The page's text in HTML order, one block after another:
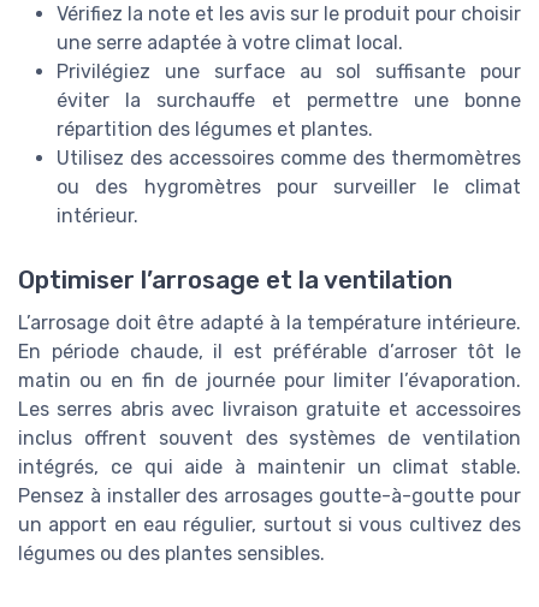
Vérifiez la note et les avis sur le produit pour choisir
une serre adaptée à votre climat local.
Privilégiez une surface au sol suffisante pour
éviter la surchauffe et permettre une bonne
répartition des légumes et plantes.
Utilisez des accessoires comme des thermomètres
ou des hygromètres pour surveiller le climat
intérieur.
Optimiser l’arrosage et la ventilation
L’arrosage doit être adapté à la température intérieure.
En période chaude, il est préférable d’arroser tôt le
matin ou en fin de journée pour limiter l’évaporation.
Les serres abris avec livraison gratuite et accessoires
inclus offrent souvent des systèmes de ventilation
intégrés, ce qui aide à maintenir un climat stable.
Pensez à installer des arrosages goutte-à-goutte pour
un apport en eau régulier, surtout si vous cultivez des
légumes ou des plantes sensibles.